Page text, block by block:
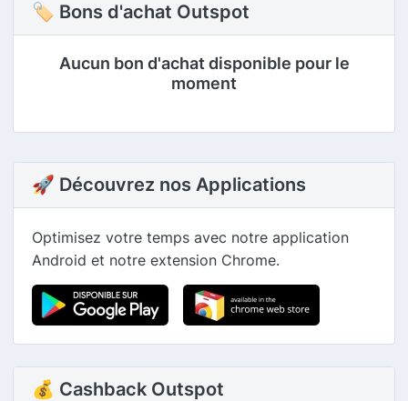
🏷 Bons d'achat Outspot
Aucun bon d'achat disponible pour le
moment
🚀 Découvrez nos Applications
Optimisez votre temps avec notre application
Android et notre extension Chrome.
💰 Cashback Outspot